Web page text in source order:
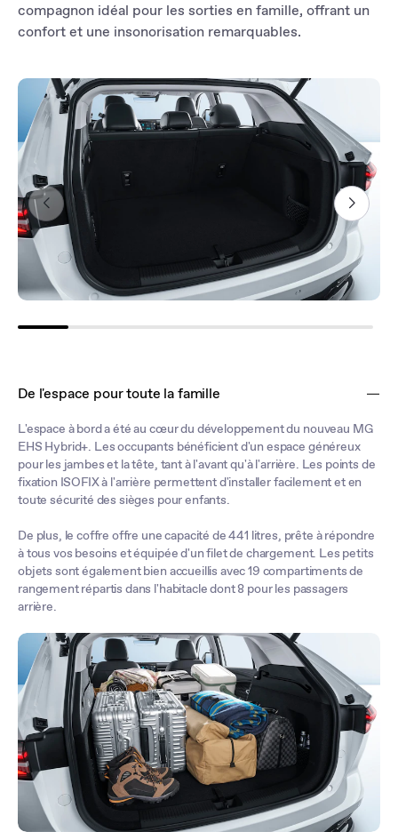
compagnon idéal pour les sorties en famille, offrant un
confort et une insonorisation remarquables.
De l'espace pour toute la famille
L'espace à bord a été au cœur du développement du nouveau MG
EHS Hybrid+. Les occupants bénéficient d'un espace généreux
pour les jambes et la tête, tant à l'avant qu'à l'arrière. Les points de
fixation ISOFIX à l'arrière permettent d'installer facilement et en
toute sécurité des sièges pour enfants.
De plus, le coffre offre une capacité de 441 litres, prête à répondre
à tous vos besoins et équipée d'un filet de chargement. Les petits
objets sont également bien accueillis avec 19 compartiments de
rangement répartis dans l'habitacle dont 8 pour les passagers
arrière.